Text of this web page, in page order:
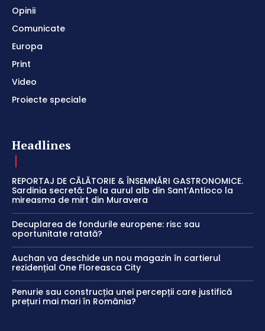
Opinii
Comunicate
Europa
Print
Video
Proiecte speciale
Headlines
REPORTAJ DE CĂLĂTORIE & ÎNSEMNĂRI GASTRONOMICE.
Sardinia secretă: De la aurul alb din Sant’Antioco la
mireasma de mirt din Muravera
Decuplarea de fondurile europene: risc sau
oportunitate ratată?
Auchan va deschide un nou magazin în cartierul
rezidențial One Floreasca City
Penurie sau construcția unei percepții care justifică
prețuri mai mari în România?